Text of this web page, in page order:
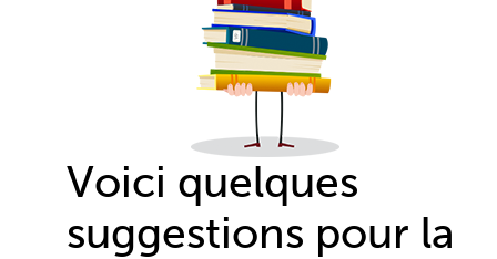
Voici quelques
suggestions pour la